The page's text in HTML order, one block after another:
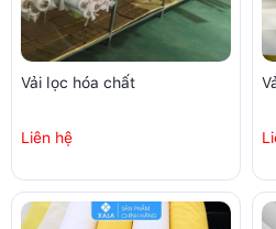
Vải lọc hóa chất
Liên hệ